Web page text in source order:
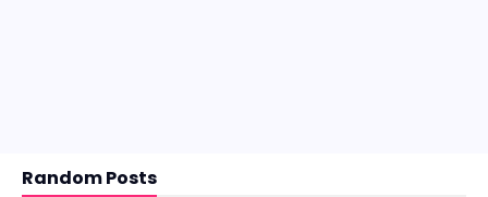
Random Posts